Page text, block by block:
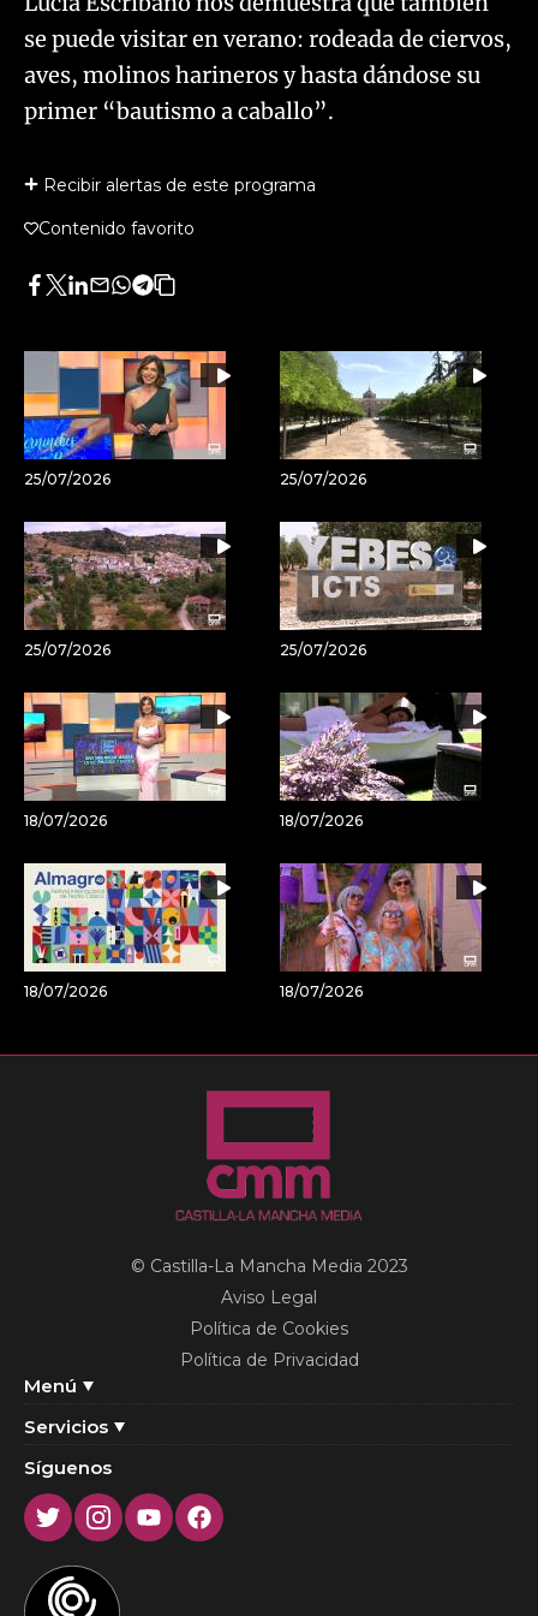
se puede visitar en verano: rodeada de ciervos,
aves, molinos harineros y hasta dándose su
primer “bautismo a caballo”.
Recibir alertas de este programa
Contenido favorito
Facebook
Twitter
LinkedIn
Enviar
Whatsapp
Telegram
Copiar
artículo
25/07/2026 25/07/2026
25/07/2026 25/07/2026
18/07/2026 18/07/2026
18/07/2026 18/07/2026
Menú
Servicios
© Castilla-La Mancha Media 2023
Aviso Legal
Política de Cookies
Política de Privacidad
Síguenos
TwitterInstagram
YoutubeFacebook